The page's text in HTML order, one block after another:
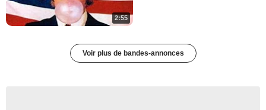
2:55
Voir plus de bandes-annonces